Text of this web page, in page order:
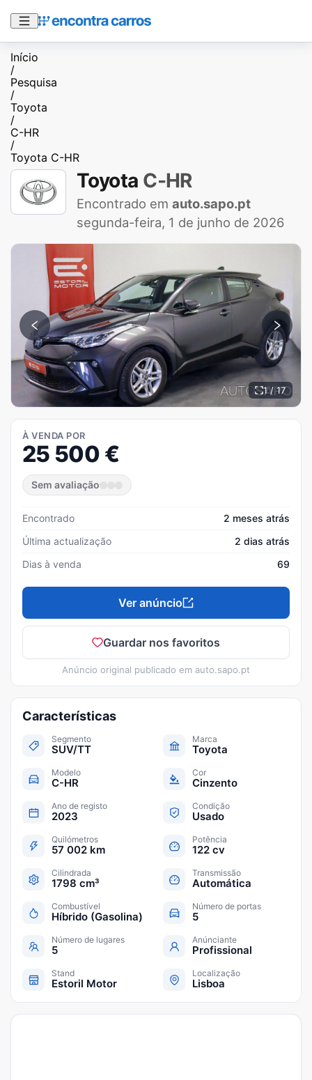
Início
/
Pesquisa
/
Toyota
/
C-HR
/
Toyota C-HR
Toyota C-HR
Encontrado em auto.sapo.pt
segunda-feira, 1 de junho de 2026
1 / 17
À VENDA POR
25 500 €
Sem avaliação
Encontrado
2 meses atrás
Última actualização
2 dias atrás
Dias à venda
69
Ver anúncio
Guardar nos favoritos
Anúncio original publicado em auto.sapo.pt
Características
Segmento
SUV/TT
Marca
Toyota
Modelo
C-HR
Cor
Cinzento
Ano de registo
2023
Condição
Usado
Quilómetros
57 002 km
Potência
122 cv
Cilindrada
1798 cm³
Transmissão
Automática
Combustível
Híbrido (Gasolina)
Número de portas
5
Número de lugares
5
Anúnciante
Profissional
Stand
Estoril Motor
Localização
Lisboa